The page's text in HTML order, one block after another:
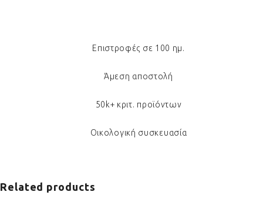
Επιστροφές σε 100 ημ.
Άμεση αποστολή
50k+ κριτ. προϊόντων
Οικολογική συσκευασία
Related products